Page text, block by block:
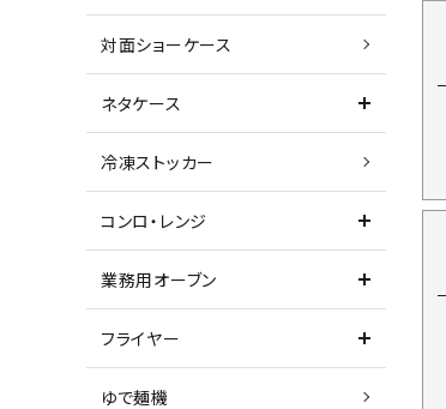
対面ショーケース
ネタケース
冷凍ストッカー
コンロ・レンジ
業務用オーブン
フライヤー
ゆで麺機